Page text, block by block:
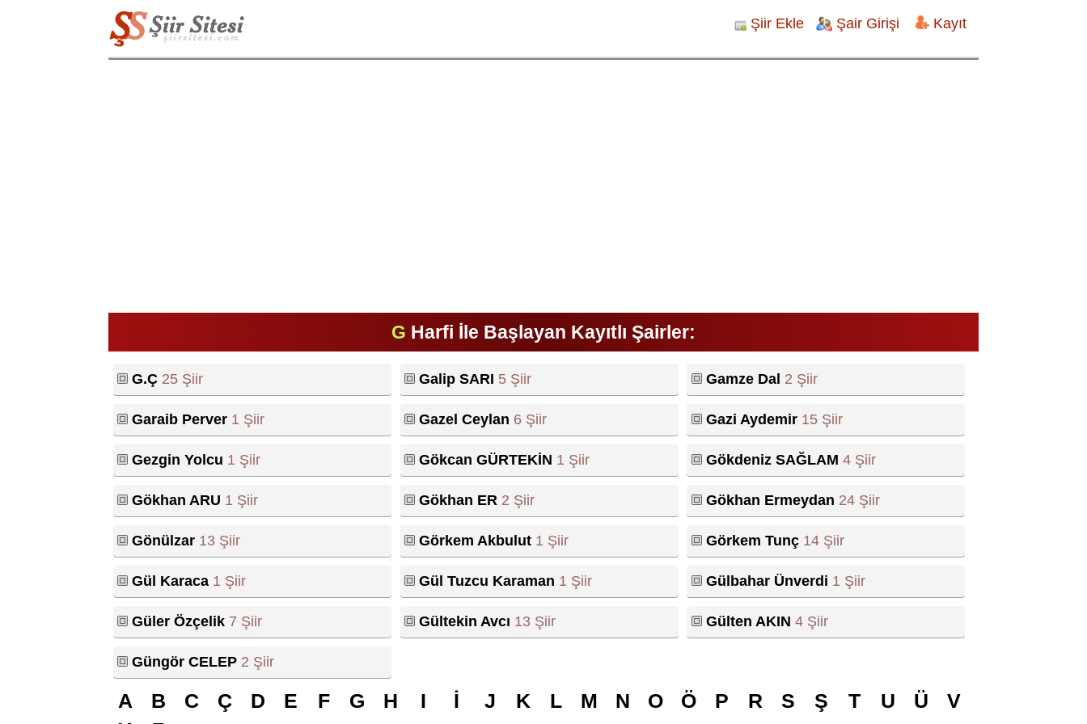
Şiir Ekle Şair Girişi Kayıt
G Harfi İle Başlayan Kayıtlı Şairler:
G.Ç 25 Şiir Galip SARI 5 Şiir Gamze Dal 2 Şiir
Garaib Perver 1 Şiir Gazel Ceylan 6 Şiir Gazi Aydemir 15 Şiir
Gezgin Yolcu 1 Şiir Gökcan GÜRTEKİN 1 Şiir Gökdeniz SAĞLAM 4 Şiir
Gökhan ARU 1 Şiir Gökhan ER 2 Şiir Gökhan Ermeydan 24 Şiir
Gönülzar 13 Şiir Görkem Akbulut 1 Şiir Görkem Tunç 14 Şiir
Gül Karaca 1 Şiir Gül Tuzcu Karaman 1 Şiir Gülbahar Ünverdi 1 Şiir
Güler Özçelik 7 Şiir Gültekin Avcı 13 Şiir Gülten AKIN 4 Şiir
Güngör CELEP 2 Şiir
A B C Ç D E F G H I İ J K L M N O Ö P R S Ş T U Ü
V